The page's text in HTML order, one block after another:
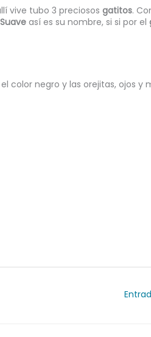
vive tubo 3 preciosos gatitos.
Suave así es su nombre, si si por el
color negro y las orejitas, ojos y